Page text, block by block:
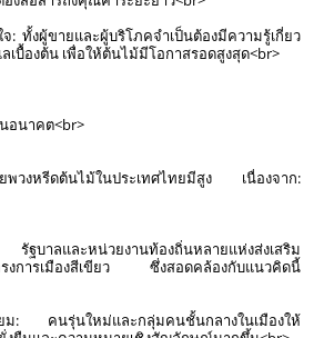
: ทั้งผู้ขายและผู้บริโภคจำเป็นต้องมีความรู้เกี่ยว
เบื้องต้น เพื่อให้ต้นไม้มีโอกาสรอดสูงสุด<br>
อนาคต<br>
พวงหรีดต้นไม้ในประเทศไทยมีสูง เนื่องจาก:
ฐบาลและหน่วยงานท้องถิ่นหลายแห่งส่งเสริม
รงการเมืองสีเขียว ซึ่งสอดคล้องกับแนวคิดนี้
ยม: คนรุ่นใหม่และกลุ่มคนชั้นกลางในเมืองให้